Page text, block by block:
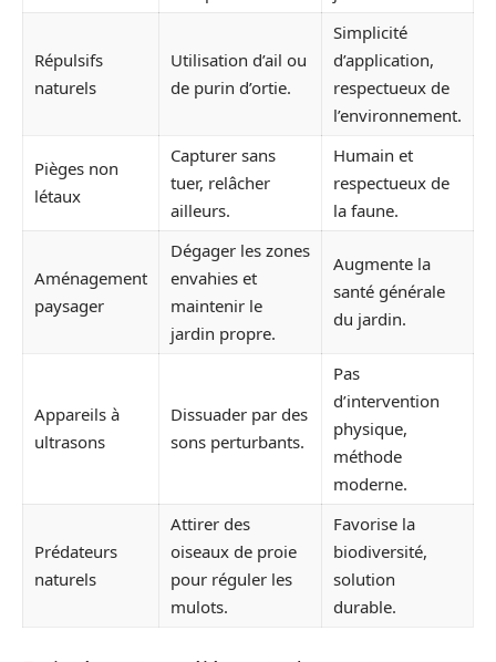
Répulsifs
naturels
Utilisation d’ail ou
de purin d’ortie.
Simplicité
d’application,
respectueux de
l’environnement.
Pièges non
létaux
Capturer sans
tuer, relâcher
ailleurs.
Humain et
respectueux de
la faune.
Aménagement
paysager
Dégager les zones
envahies et
maintenir le
jardin propre.
Augmente la
santé générale
du jardin.
Appareils à
ultrasons
Dissuader par des
sons perturbants.
Pas
d’intervention
physique,
méthode
moderne.
Prédateurs
naturels
Attirer des
oiseaux de proie
pour réguler les
mulots.
Favorise la
biodiversité,
solution
durable.